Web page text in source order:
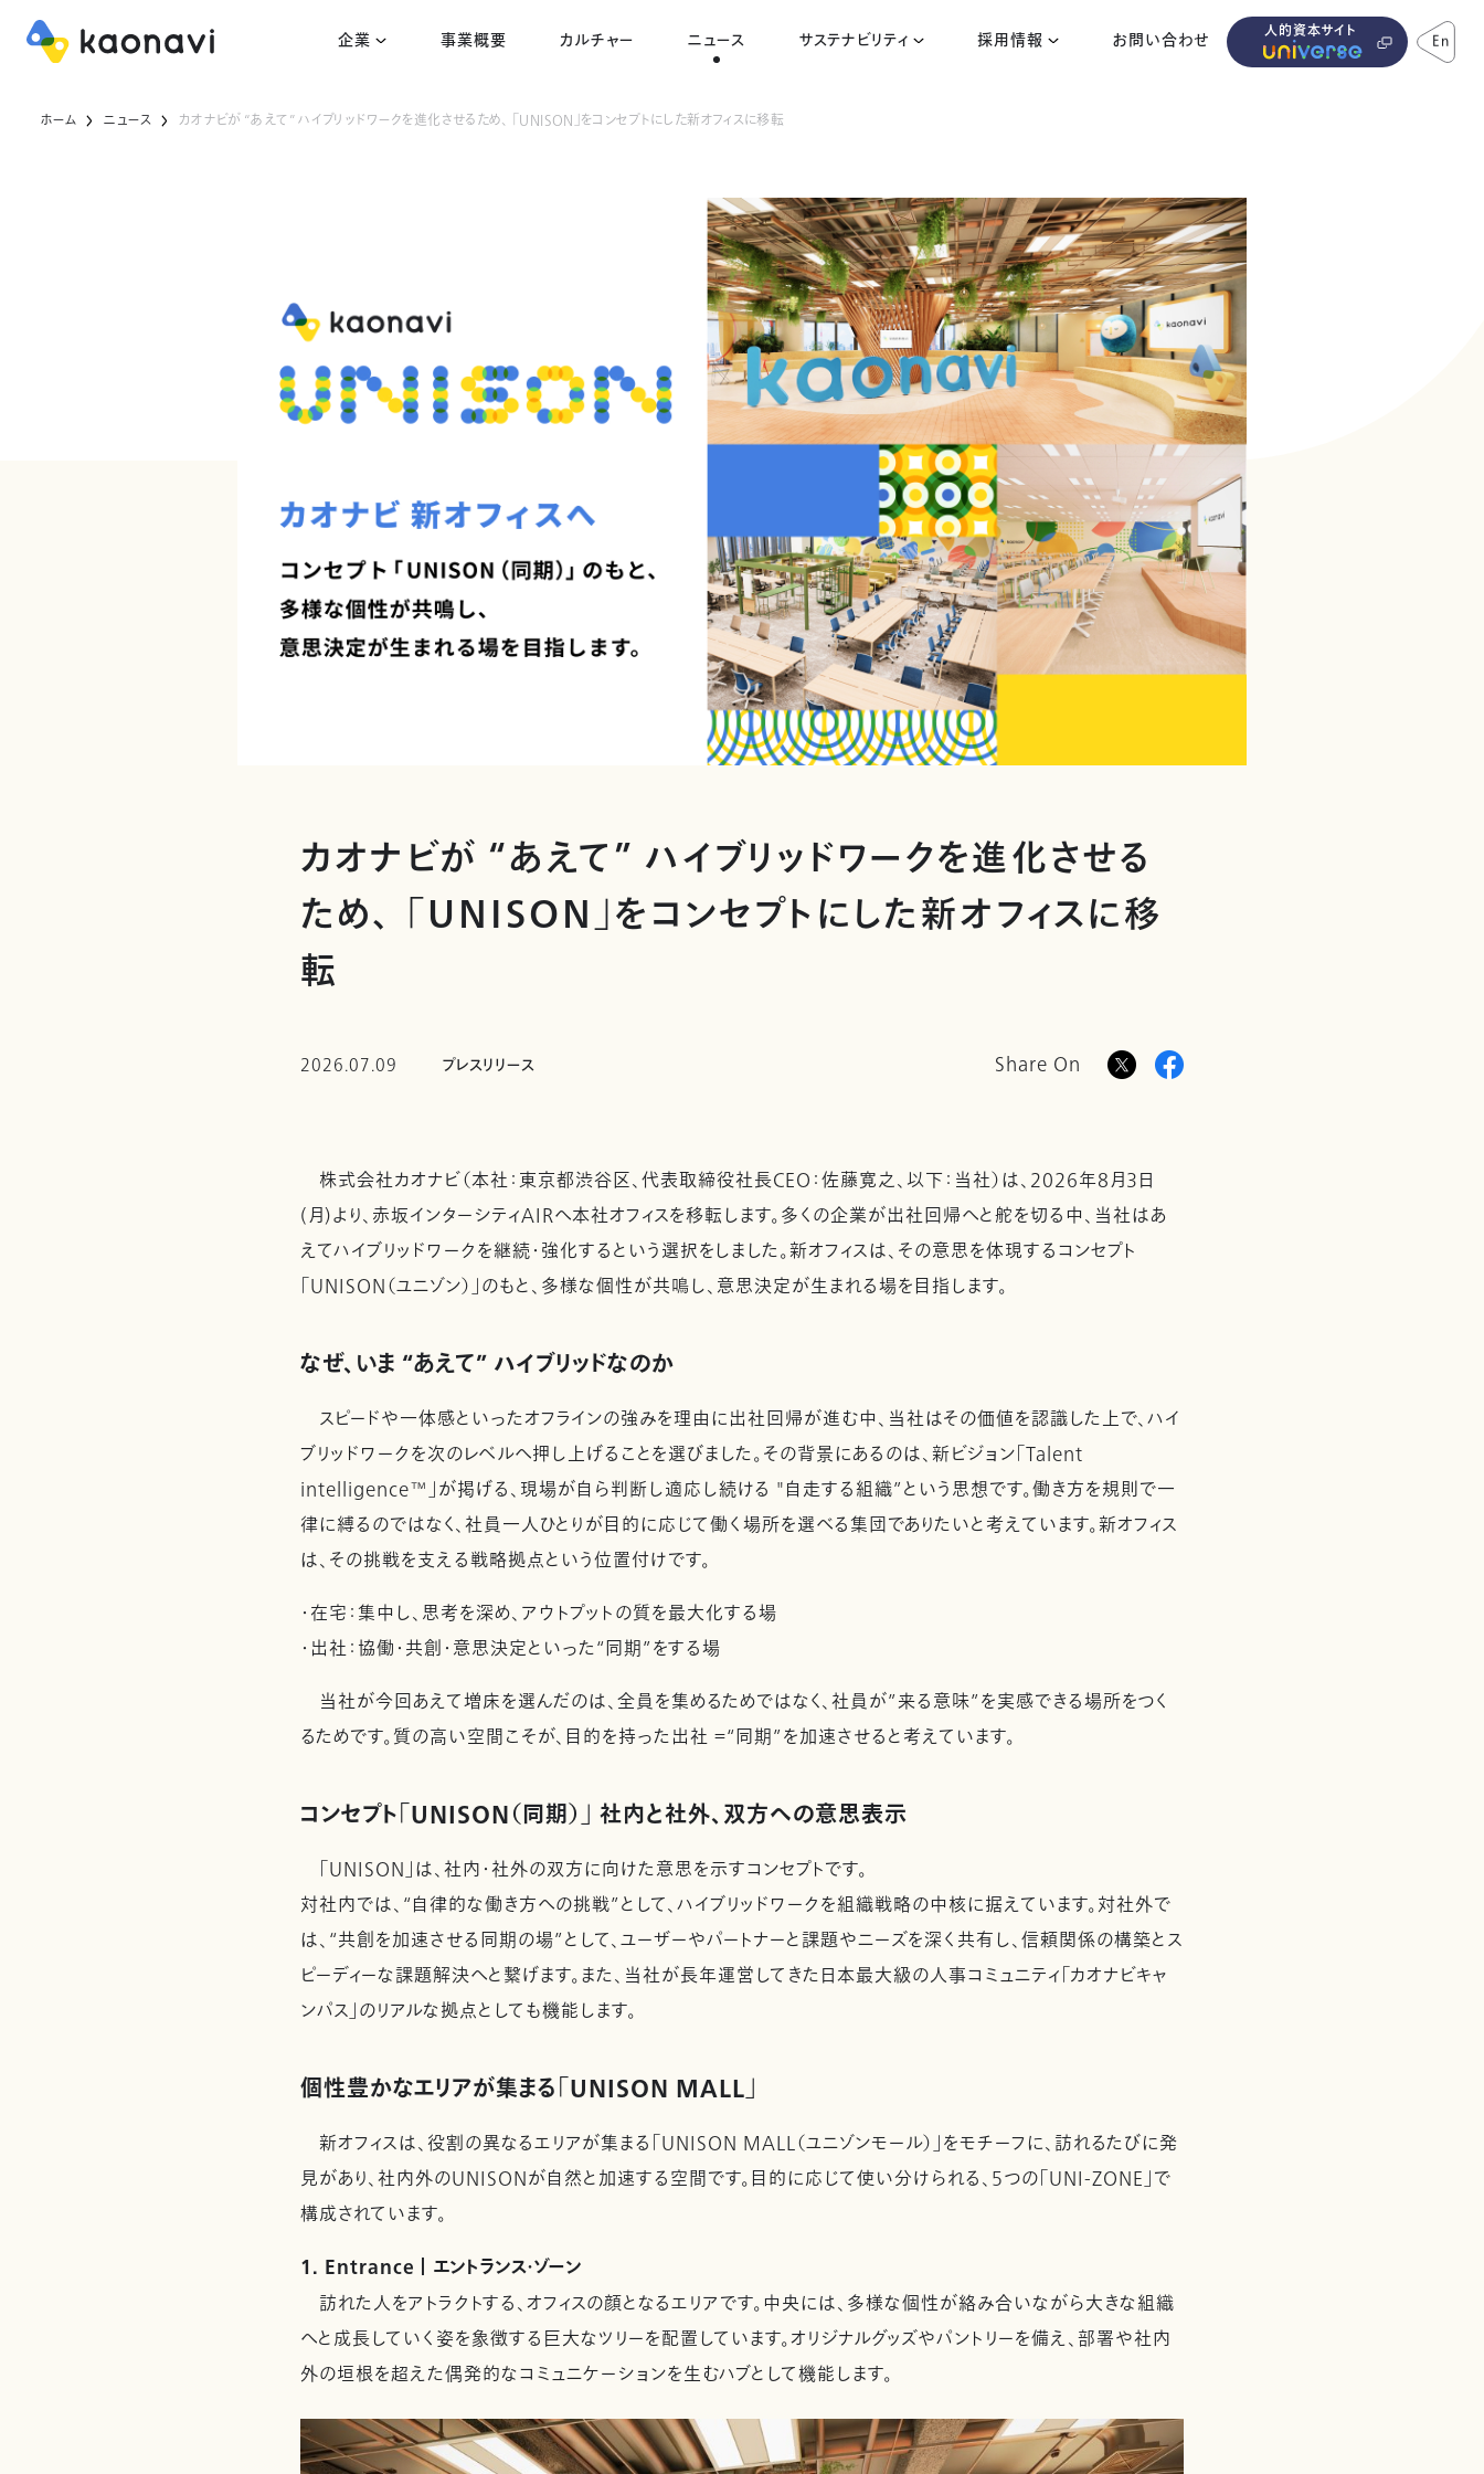
企業 事業概要 カルチャー ニュース サステナビリティ 採用情報 お問い合わせ 人的資本サイト En
ホーム ニュース カオナビが “あえて” ハイブリッドワークを進化させるため、 「UNISON」をコンセプトにした新オフィスに移転
カオナビが “あえて” ハイブリッドワークを進化させる
ため、 「UNISON」をコンセプトにした新オフィスに移
転
2026.07.09 プレスリリース Share On
株式会社カオナビ（本社：東京都渋谷区、代表取締役社長CEO：佐藤寛之、以下：当社）は、2026年8月3日
(月)より、赤坂インターシティAIRへ本社オフィスを移転します。多くの企業が出社回帰へと舵を切る中、当社はあ
えてハイブリッドワークを継続・強化するという選択をしました。新オフィスは、その意思を体現するコンセプト
「UNISON（ユニゾン）」のもと、多様な個性が共鳴し、意思決定が生まれる場を目指します。
なぜ、いま “あえて” ハイブリッドなのか
スピードや一体感といったオフラインの強みを理由に出社回帰が進む中、当社はその価値を認識した上で、ハイ
ブリッドワークを次のレベルへ押し上げることを選びました。その背景にあるのは、新ビジョン「Talent
intelligence™」が掲げる、現場が自ら判断し適応し続ける "自走する組織”という思想です。働き方を規則で一
律に縛るのではなく、社員一人ひとりが目的に応じて働く場所を選べる集団でありたいと考えています。新オフィス
は、その挑戦を支える戦略拠点という位置付けです。
・在宅：集中し、思考を深め、アウトプットの質を最大化する場
・出社：協働・共創・意思決定といった“同期”をする場
当社が今回あえて増床を選んだのは、全員を集めるためではなく、社員が”来る意味”を実感できる場所をつく
るためです。質の高い空間こそが、目的を持った出社 ＝“同期”を加速させると考えています。
コンセプト「UNISON（同期）」 社内と社外、双方への意思表示
「UNISON」は、社内・社外の双方に向けた意思を示すコンセプトです。
対社内では、“自律的な働き方への挑戦”として、ハイブリッドワークを組織戦略の中核に据えています。対社外で
は、“共創を加速させる同期の場”として、ユーザーやパートナーと課題やニーズを深く共有し、信頼関係の構築とス
ピーディーな課題解決へと繋げます。また、当社が長年運営してきた日本最大級の人事コミュニティ「カオナビキャ
ンパス」のリアルな拠点としても機能します。
個性豊かなエリアが集まる「UNISON MALL」
新オフィスは、役割の異なるエリアが集まる「UNISON MALL（ユニゾンモール）」をモチーフに、訪れるたびに発
見があり、社内外のUNISONが自然と加速する空間です。目的に応じて使い分けられる、5つの「UNI-ZONE」で
構成されています。
1. Entrance ｜ エントランス・ゾーン
訪れた人をアトラクトする、オフィスの顔となるエリアです。中央には、多様な個性が絡み合いながら大きな組織
へと成長していく姿を象徴する巨大なツリーを配置しています。オリジナルグッズやパントリーを備え、部署や社内
外の垣根を超えた偶発的なコミュニケーションを生むハブとして機能します。